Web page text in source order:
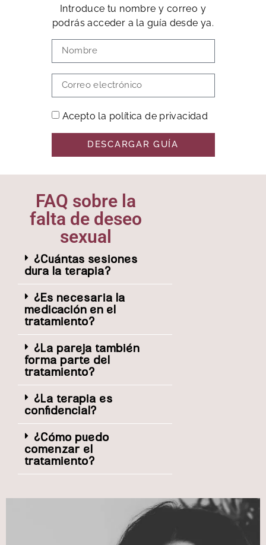
Introduce tu nombre y correo y
podrás acceder a la guía desde ya.
Acepto la política de privacidad
DESCARGAR GUÍA
FAQ sobre la
falta de deseo
sexual
¿Cuántas sesiones
dura la terapia?
¿Es necesaria la
medicación en el
tratamiento?
¿La pareja también
forma parte del
tratamiento?
¿La terapia es
confidencial?
¿Cómo puedo
comenzar el
tratamiento?